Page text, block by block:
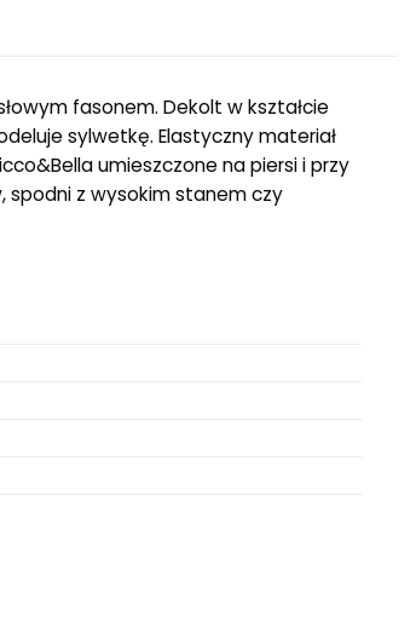
fasonem. Dekolt w kształcie
sylwetkę. Elastyczny materiał
umieszczone na piersi i przy
spodni z wysokim stanem czy